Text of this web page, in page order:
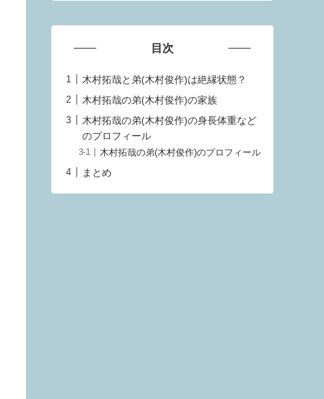
ブ
目次
木村拓哉と弟(木村俊作)は絶縁状態？
木村拓哉の弟(木村俊作)の家族
木村拓哉の弟(木村俊作)の身長体重など
のプロフィール
木村拓哉の弟(木村俊作)のプロフィール
まとめ